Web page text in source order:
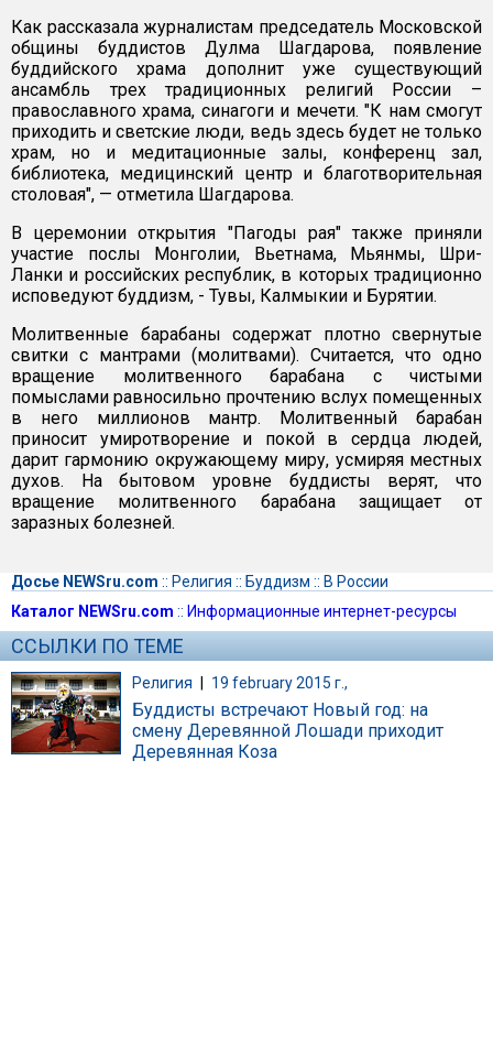
Как рассказала журналистам председатель Московской
общины буддистов Дулма Шагдарова, появление
буддийского храма дополнит уже существующий
ансамбль трех традиционных религий России –
православного храма, синагоги и мечети. "К нам смогут
приходить и светские люди, ведь здесь будет не только
храм, но и медитационные залы, конференц зал,
библиотека, медицинский центр и благотворительная
столовая", — отметила Шагдарова.
В церемонии открытия "Пагоды рая" также приняли
участие послы Монголии, Вьетнама, Мьянмы, Шри-
Ланки и российских республик, в которых традиционно
исповедуют буддизм, - Тувы, Калмыкии и Бурятии.
Молитвенные барабаны содержат плотно свернутые
свитки с мантрами (молитвами). Считается, что одно
вращение молитвенного барабана с чистыми
помыслами равносильно прочтению вслух помещенных
в него миллионов мантр. Молитвенный барабан
приносит умиротворение и покой в сердца людей,
дарит гармонию окружающему миру, усмиряя местных
духов. На бытовом уровне буддисты верят, что
вращение молитвенного барабана защищает от
заразных болезней.
Досье NEWSru.com :: Религия :: Буддизм :: В России
Каталог NEWSru.com :: Информационные интернет-ресурсы
ССЫЛКИ ПО ТЕМЕ
Религия | 19 february 2015 г.,
Буддисты встречают Новый год: на
смену Деревянной Лошади приходит
Деревянная Коза